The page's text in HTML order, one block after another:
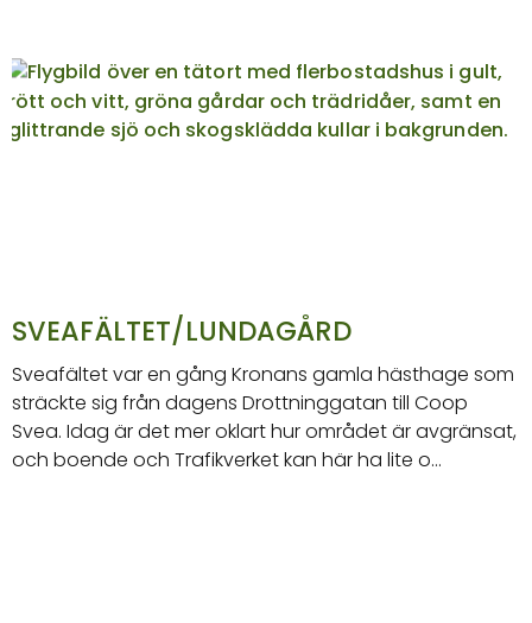
SVEAFÄLTET/LUNDAGÅRD
Sveafältet var en gång Kronans gamla hästhage som
sträckte sig från dagens Drottninggatan till Coop
Svea. Idag är det mer oklart hur området är avgränsat,
och boende och Trafikverket kan här ha lite o…